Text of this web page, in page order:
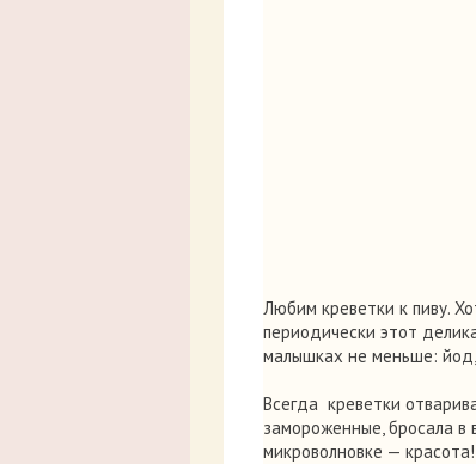
Любим креветки к пиву.
периодически этот
малышках не меньше: йод,
Всегда креветки
замороженные, бросала в
микроволновке — красота!